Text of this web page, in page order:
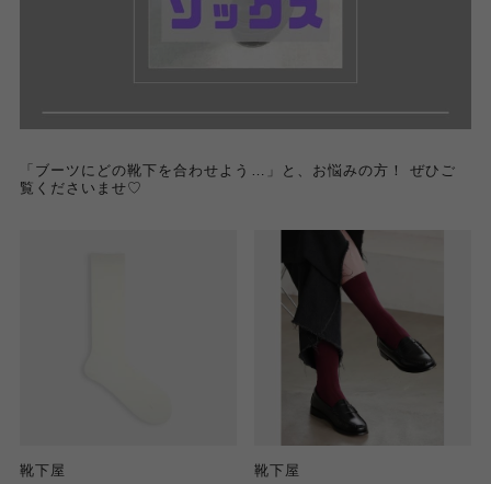
「ブーツにどの靴下を合わせよう…」と、お悩みの方！ ぜひご
覧くださいませ♡
靴下屋
靴下屋